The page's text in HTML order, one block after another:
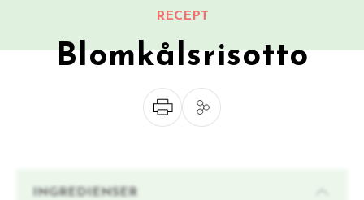
RECEPT
Blomkålsrisotto
INGREDIENSER